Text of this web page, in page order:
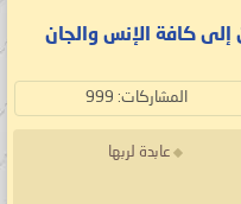
إلى كافة الإنس والجان
المشاركات: 999
عابدة لربها